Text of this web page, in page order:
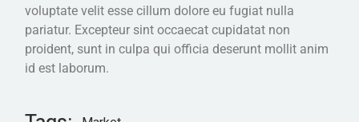
voluptate velit esse cillum dolore eu fugiat nulla
pariatur. Excepteur sint occaecat cupidatat non
proident, sunt in culpa qui officia deserunt mollit anim
id est laborum.